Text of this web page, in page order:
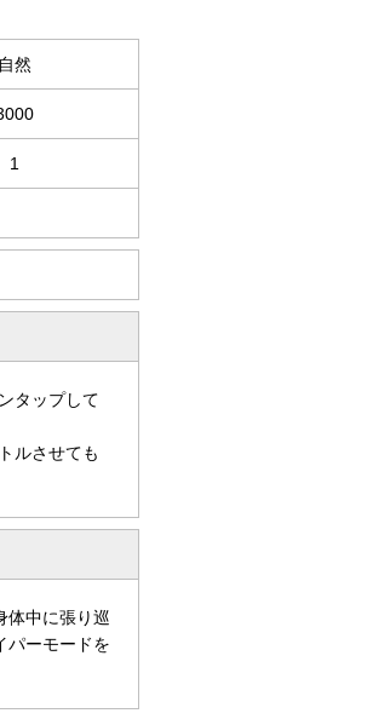
自然
1
タップして
ルさせても
体中に張り巡
パーモードを